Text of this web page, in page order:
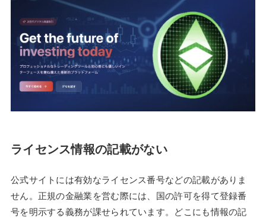
ライセンス情報の記載がない
公式サイトには有効なライセンス番号などの記載がありま
せん。正規の金融業を営む際には、国の許可を得て登録番
号を明示する義務が課せられています。どこにも情報の記